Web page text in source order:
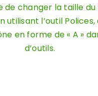
de changer la taille
utilisant l’outil
en forme de « A »
d’outils.